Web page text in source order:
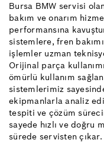
Bursa BMW servisi
bakım ve onarım
performansına
sistemlere, fren
işlemler uzman
Orijinal parça
ömürlü kullanım
sistemlerimiz
ekipmanlarla analiz
tespiti ve çözüm
sayede hızlı ve doğru
sürede servisten çıkar.